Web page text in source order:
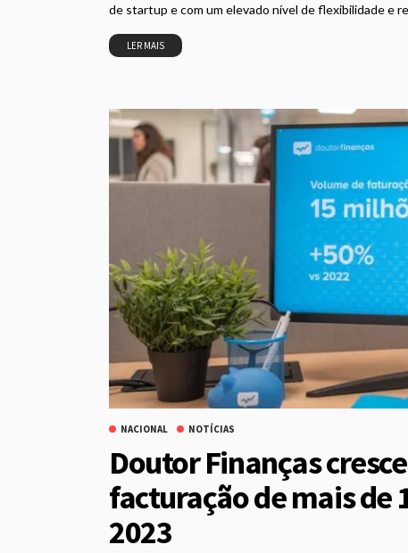
de startup e com um elevado nível de flexibilidade e
LER MAIS
NACIONAL NOTÍCIAS
Doutor Finanças
facturação de mais de
2023